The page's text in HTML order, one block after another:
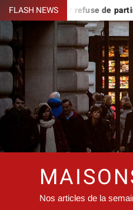
Skip
to
content
FLASH NEWS
le fermier refuse de partir ?
Nos articles de la